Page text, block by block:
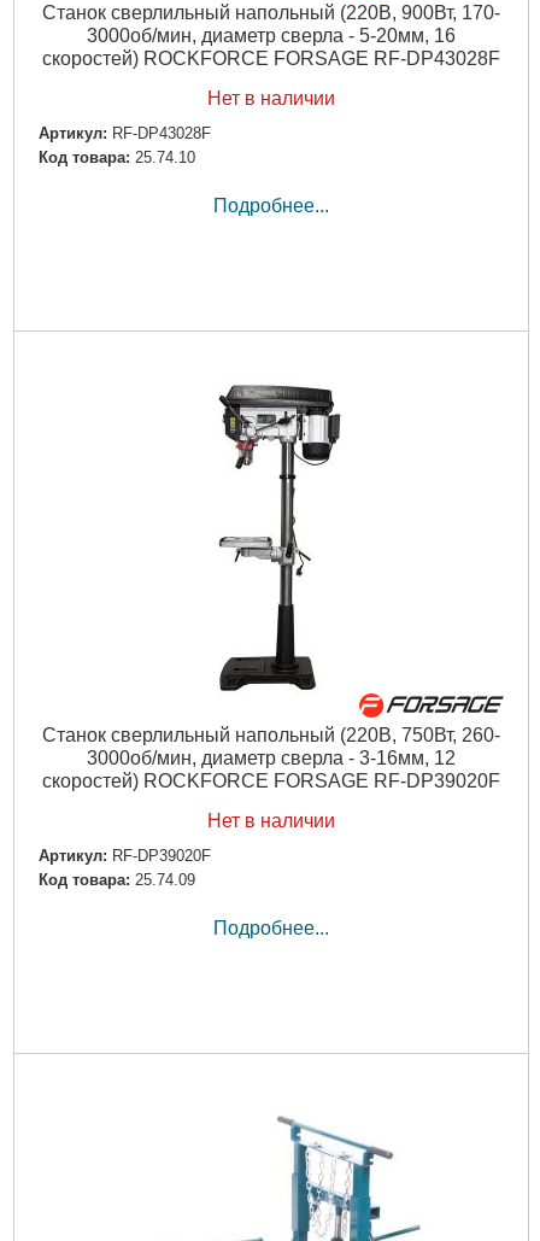
Станок сверлильный напольный (220В, 900Вт, 170-
3000об/мин, диаметр сверла - 5-20мм, 16
скоростей) ROCKFORCE FORSAGE RF-DP43028F
Нет в наличии
Артикул: RF-DP43028F
Код товара: 25.74.10
Подробнее...
Станок сверлильный напольный (220В, 750Вт, 260-
3000об/мин, диаметр сверла - 3-16мм, 12
скоростей) ROCKFORCE FORSAGE RF-DP39020F
Нет в наличии
Артикул: RF-DP39020F
Код товара: 25.74.09
Подробнее...